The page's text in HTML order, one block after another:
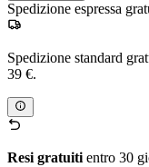
Spedizione espressa
Spedizione standard
39 €.
Resi gratuitientro 30